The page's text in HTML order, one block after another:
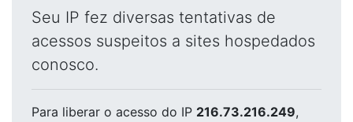
Seu IP fez diversas tentativas de
acessos suspeitos a sites hospedados
conosco.
Para liberar o acesso do IP 216.73.216.249,